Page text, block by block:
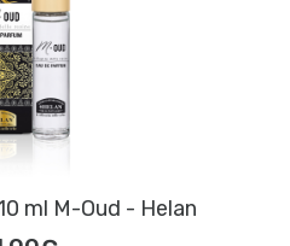
ml M-Oud - Helan